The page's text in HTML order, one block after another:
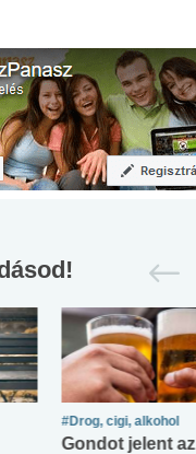
#Drog, cigi, alkohol
Gondot jelent az